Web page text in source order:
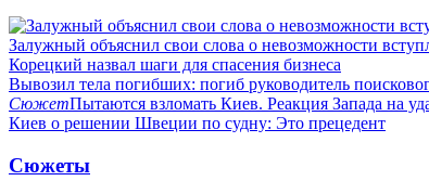
Залужный объяснил свои слова о невозможности
Корецкий назвал шаги для спасения бизнеса
Вывозил тела погибших: погиб руководитель
СюжетПытаются взломать Киев. Реакция Запада на
Киев о решении Швеции по судну: Это прецедент
Сюжеты